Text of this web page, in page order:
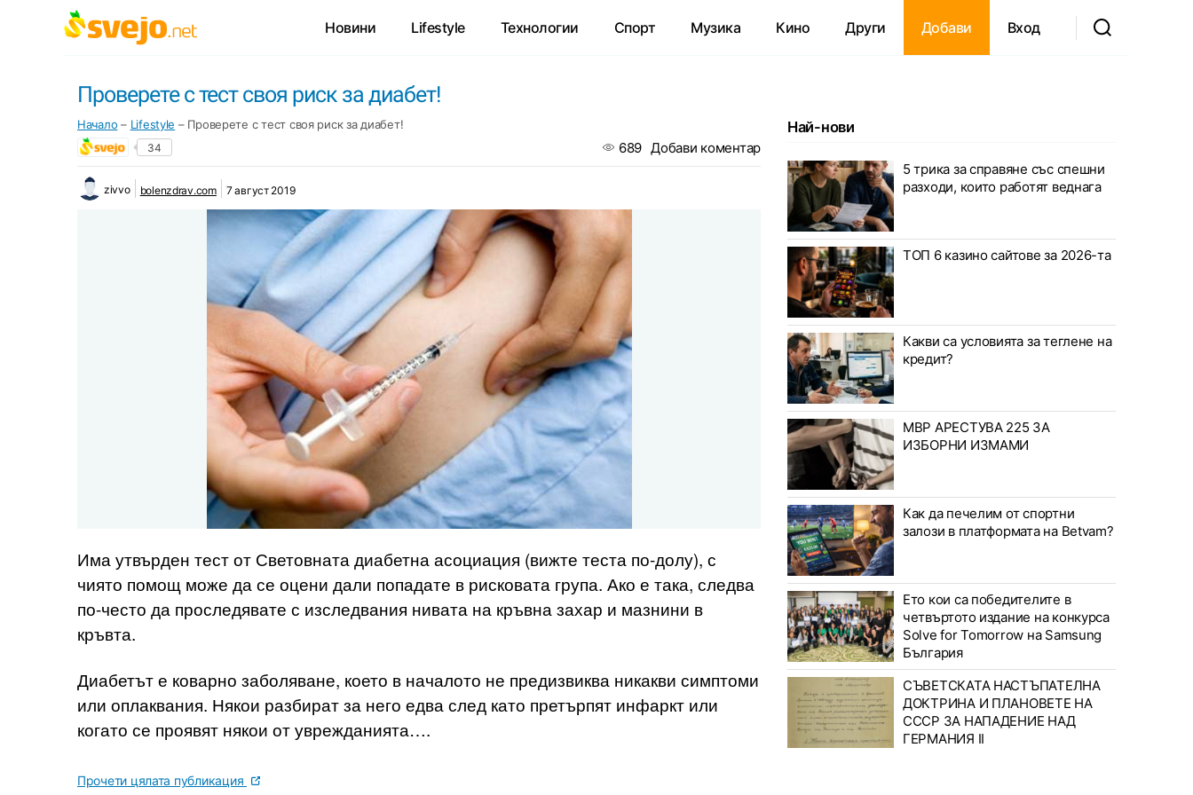
Новини Lifestyle Технологии Спорт Музика Кино Други Добави Вход
Проверете с тест своя риск за диабет!
Начало – Lifestyle – Проверете с тест своя риск за диабет!
34 689 Добави коментар
zivvo bolenzdrav.com 7 август 2019
Има утвърден тест от Световната диабетна асоциация (вижте теста по-долу), с
чиято помощ може да се оцени дали попадате в рисковата група. Ако е така, следва
по-често да проследявате с изследвания нивата на кръвна захар и мазнини в
кръвта.
Диабетът е коварно заболяване, което в началото не предизвиква никакви симптоми
или оплаквания. Някои разбират за него едва след като претърпят инфаркт или
когато се проявят някои от уврежданията….
Прочети цялата публикация
Най-нови
5 трика за справяне със спешни
разходи, които работят веднага
ТОП 6 казино сайтове за 2026-та
Какви са условията за теглене на
кредит?
МВР АРЕСТУВА 225 ЗА
ИЗБОРНИ ИЗМАМИ
Как да печелим от спортни
залози в платформата на Betvam?
Ето кои са победителите в
четвъртото издание на конкурса
Solve for Tomorrow на Samsung
България
СЪВЕТСКАТА НАСТЪПАТЕЛНА
ДОКТРИНА И ПЛАНОВЕТЕ НА
СССР ЗА НАПАДЕНИЕ НАД
ГЕРМАНИЯ II